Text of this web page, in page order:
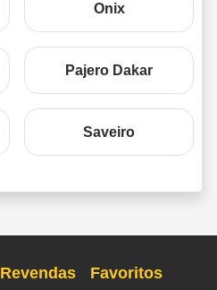
Onix
Pajero Dakar
Saveiro
Revendas
Favoritos